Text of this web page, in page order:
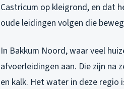
Castricum op kleigrond, en dat
oude leidingen volgen die
In Bakkum Noord, waar veel
afvoerleidingen aan. Die zijn na
en kalk. Het water in deze regio